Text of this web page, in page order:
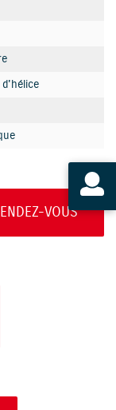
VOUS